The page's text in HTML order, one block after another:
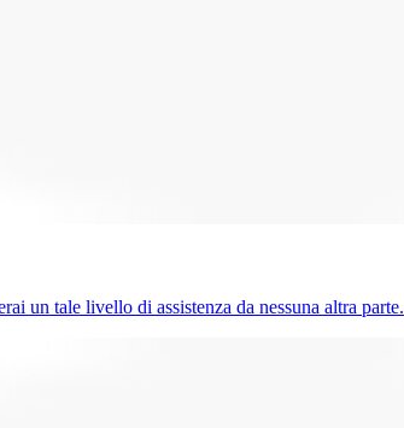
un tale livello di assistenza da nessuna altra parte.